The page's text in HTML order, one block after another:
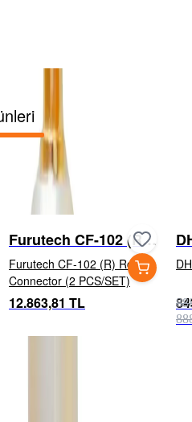
Furutech CF-102 (R)
Rca Connector (2
PCS/SET)
Furutech CF-102 (R) Rca
Connector (2 PCS/SET)
12.863,81 TL